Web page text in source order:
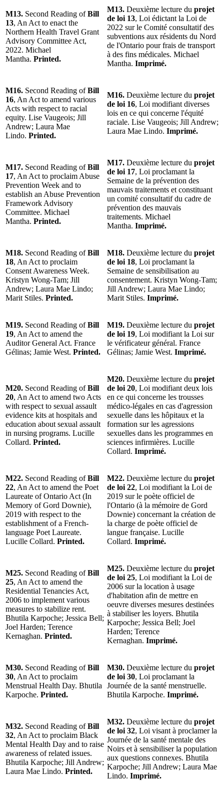
M13. Second Reading ofBill
13, An Act to enact the
Northern Health Travel Grant
Advisory Committee Act,
2022. Michael
Mantha. Printed.
M13. Deuxième lecture du projet
de loi 13, Loi édictant la Loi de
2022 sur le Comité consultatif des
subventions aux résidents du Nord
de l'Ontario pour frais de transport
à des fins médicales. Michael
Mantha. Imprimé.
M16. Second Reading ofBill
16, An Act to amend various
Acts with respect to racial
equity. Lise Vaugeois; Jill
Andrew; Laura Mae
Lindo. Printed.
M16. Deuxième lecture du projet
de loi 16, Loi modifiant diverses
lois en ce qui concerne l'équité
raciale. Lise Vaugeois; Jill Andrew;
Laura Mae Lindo. Imprimé.
M17. Second Reading ofBill
17, An Act to proclaim Abuse
Prevention Week and to
establish an Abuse Prevention
Framework Advisory
Committee. Michael
Mantha. Printed.
M17. Deuxième lecture du projet
de loi 17, Loi proclamant la
Semaine de la prévention des
mauvais traitements et constituant
un comité consultatif du cadre de
prévention des mauvais
traitements. Michael
Mantha. Imprimé.
M18. Second Reading ofBill
18, An Act to proclaim
Consent Awareness Week.
Kristyn Wong-Tam; Jill
Andrew; Laura Mae Lindo;
Marit Stiles. Printed.
M18. Deuxième lecture du projet
de loi 18, Loi proclamant la
Semaine de sensibilisation au
consentement. Kristyn Wong-Tam;
Jill Andrew; Laura Mae Lindo;
Marit Stiles. Imprimé.
M19. Second Reading ofBill
19, An Act to amend the
Auditor General Act. France
Gélinas; Jamie West. Printed.
M19. Deuxième lecture du projet
de loi 19, Loi modifiant la Loi sur
le vérificateur général. France
Gélinas; Jamie West. Imprimé.
M20. Second Reading ofBill
20, An Act to amend two Acts
with respect to sexual assault
evidence kits at hospitals and
education about sexual assault
in nursing programs. Lucille
Collard. Printed.
M20. Deuxième lecture du projet
de loi 20, Loi modifiant deux lois
en ce qui concerne les trousses
médico-légales en cas d'agression
sexuelle dans les hôpitaux et la
formation sur les agressions
sexuelles dans les programmes en
sciences infirmières. Lucille
Collard. Imprimé.
M22. Second Reading ofBill
22, An Act to amend the Poet
Laureate of Ontario Act (In
Memory of Gord Downie),
2019 with respect to the
establishment of a French-
language Poet Laureate.
Lucille Collard. Printed.
M22. Deuxième lecture du projet
de loi 22, Loi modifiant la Loi de
2019 sur le poète officiel de
l'Ontario (à la mémoire de Gord
Downie) concernant la création de
la charge de poète officiel de
langue française. Lucille
Collard. Imprimé.
M25. Second Reading ofBill
25, An Act to amend the
Residential Tenancies Act,
2006 to implement various
measures to stabilize rent.
Bhutila Karpoche; Jessica Bell;
Joel Harden; Terence
Kernaghan. Printed.
M25. Deuxième lecture du projet
de loi 25, Loi modifiant la Loi de
2006 sur la location à usage
d'habitation afin de mettre en
oeuvre diverses mesures destinées
à stabiliser les loyers. Bhutila
Karpoche; Jessica Bell; Joel
Harden; Terence
Kernaghan. Imprimé.
M30. Second Reading ofBill
30, An Act to proclaim
Menstrual Health Day. Bhutila
Karpoche. Printed.
M30. Deuxième lecture du projet
de loi 30, Loi proclamant la
Journée de la santé menstruelle.
Bhutila Karpoche. Imprimé.
M32. Second Reading ofBill
32, An Act to proclaim Black
Mental Health Day and to raise
awareness of related issues.
Bhutila Karpoche; Jill Andrew;
Laura Mae Lindo. Printed.
M32. Deuxième lecture du projet
de loi 32, Loi visant à proclamer la
Journée de la santé mentale des
Noirs et à sensibiliser la population
aux questions connexes. Bhutila
Karpoche; Jill Andrew; Laura Mae
Lindo. Imprimé.